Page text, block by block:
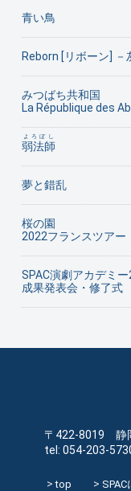
青い鳥
Reborn [リボーン] －
みつばち共和国
La République des
弱法師
よろぼし
夢と錯乱
桜の園
2022フランスツアー
SPAC演劇アカデミ
成果発表会・修了式
〒422-8019 静
tel: 054-203-
top